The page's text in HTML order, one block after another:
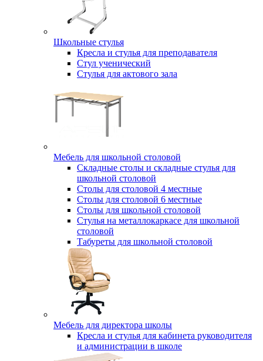
Школьные стулья
Кресла и стулья для преподавателя
Стул ученический
Стулья для актового зала
Мебель для школьной столовой
Складные столы и складные стулья для
школьной столовой
Столы для столовой 4 местные
Столы для столовой 6 местные
Столы для школьной столовой
Стулья на металлокаркасе для школьной
столовой
Табуреты для школьной столовой
Мебель для директора школы
Кресла и стулья для кабинета руководителя
и администрации в школе